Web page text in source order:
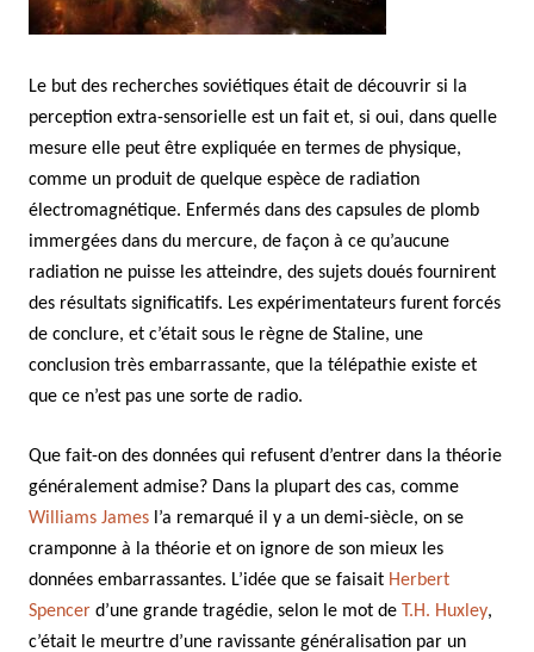
Le but des recherches soviétiques était de découvrir si la
perception extra-sensorielle est un fait et, si oui, dans quelle
mesure elle peut être expliquée en termes de physique,
comme un produit de quelque espèce de radiation
électromagnétique. Enfermés dans des capsules de plomb
immergées dans du mercure, de façon à ce qu’aucune
radiation ne puisse les atteindre, des sujets doués fournirent
des résultats significatifs. Les expérimentateurs furent forcés
de conclure, et c’était sous le règne de Staline, une
conclusion très embarrassante, que la télépathie existe et
que ce n’est pas une sorte de radio.
Que fait-on des données qui refusent d’entrer dans la théorie
généralement admise? Dans la plupart des cas, comme
Williams James l’a remarqué il y a un demi-siècle, on se
cramponne à la théorie et on ignore de son mieux les
données embarrassantes. L’idée que se faisait Herbert
Spencer d’une grande tragédie, selon le mot de T.H. Huxley,
c’était le meurtre d’une ravissante généralisation par un